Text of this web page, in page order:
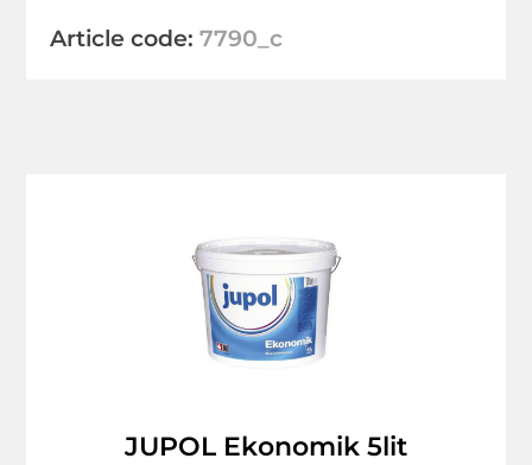
Article code:7790_c
JUPOL Ekonomik 5lit